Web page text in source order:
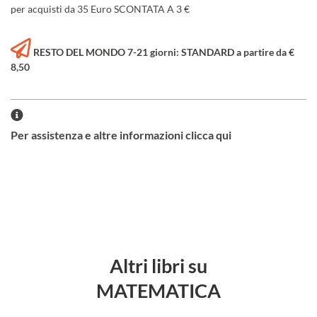
per acquisti da 35 Euro SCONTATA A 3 €
RESTO DEL MONDO 7-21 giorni: STANDARD a partire da €
8,50
Per assistenza e altre informazioni clicca qui
Altri libri su
MATEMATICA